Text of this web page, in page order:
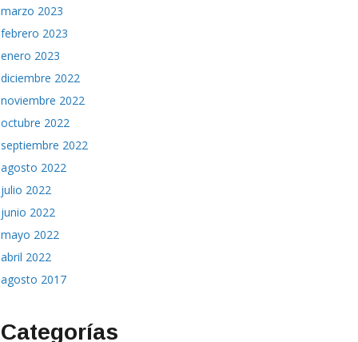
marzo 2023
febrero 2023
enero 2023
diciembre 2022
noviembre 2022
octubre 2022
septiembre 2022
agosto 2022
julio 2022
junio 2022
mayo 2022
abril 2022
agosto 2017
Categorías